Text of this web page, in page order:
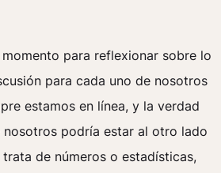
para reflexionar sobre lo
para cada uno de nosotros
estamos en línea, y la verdad
nosotros podría estar al otro lado
de números o estadísticas,